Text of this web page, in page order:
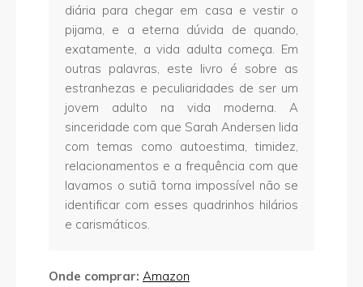
diária para chegar em casa e vestir o
pijama, e a eterna dúvida de quando,
exatamente, a vida adulta começa. Em
outras palavras, este livro é sobre as
estranhezas e peculiaridades de ser um
jovem adulto na vida moderna. A
sinceridade com que Sarah Andersen lida
com temas como autoestima, timidez,
relacionamentos e a frequência com que
lavamos o sutiã torna impossível não se
identificar com esses quadrinhos hilários
e carismáticos.
Onde comprar: Amazon